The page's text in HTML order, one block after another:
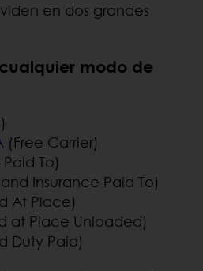
en dos grandes
modo de
(Free Carrier)
To)
Insurance Paid To)
At Place)
at Place Unloaded)
Duty Paid)